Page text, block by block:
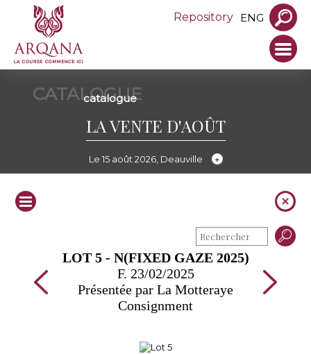
Repository ENG
CATALOGUE
catalogue
LA VENTE D'AOÛT
Le 15 août 2026, Deauville
LOT 5 - N(FIXED GAZE 2025)
F. 23/02/2025
Présentée par La Motteraye
Consignment